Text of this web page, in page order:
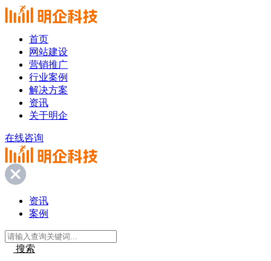
首页
网站建设
营销推广
行业案例
解决方案
资讯
关于明企
在线咨询
资讯
案例
搜索